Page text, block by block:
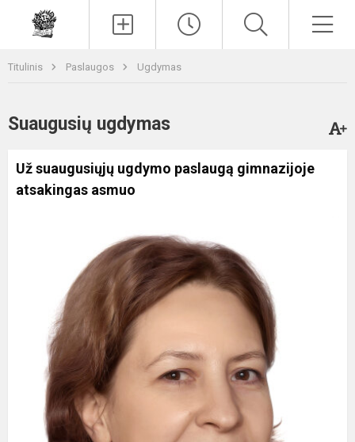
Titulinis Paslaugos Ugdymas
Suaugusių ugdymas
Už suaugusiųjų ugdymo paslaugą gimnazijoje
atsakingas asmuo